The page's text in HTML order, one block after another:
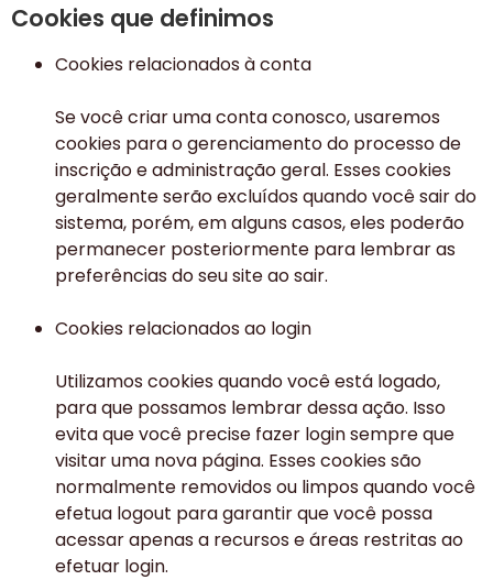
Cookies que definimos
Cookies relacionados à conta
Se você criar uma conta conosco, usaremos
cookies para o gerenciamento do processo de
inscrição e administração geral. Esses cookies
geralmente serão excluídos quando você sair do
sistema, porém, em alguns casos, eles poderão
permanecer posteriormente para lembrar as
preferências do seu site ao sair.
Cookies relacionados ao login
Utilizamos cookies quando você está logado,
para que possamos lembrar dessa ação. Isso
evita que você precise fazer login sempre que
visitar uma nova página. Esses cookies são
normalmente removidos ou limpos quando você
efetua logout para garantir que você possa
acessar apenas a recursos e áreas restritas ao
efetuar login.